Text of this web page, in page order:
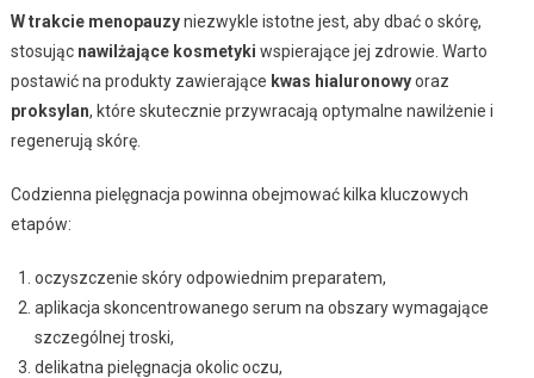
W trakcie menopauzyniezwykle istotne jest, aby dbać o skórę,
stosując nawilżające kosmetyki wspierające jej zdrowie. Warto
postawić na produkty zawierające kwas hialuronowyoraz
proksylan, które skutecznie przywracają optymalne nawilżenie i
regenerują skórę.
Codzienna pielęgnacja powinna obejmować kilka kluczowych
etapów:
oczyszczenie skóry odpowiednim preparatem,
aplikacja skoncentrowanego serum na obszary wymagające
szczególnej troski,
delikatna pielęgnacja okolic oczu,